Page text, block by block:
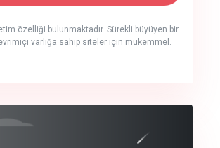
özelliği bulunmaktadır. Sürekli büyüyen bir
varlığa sahip siteler için mükemmel.
crm auto cync